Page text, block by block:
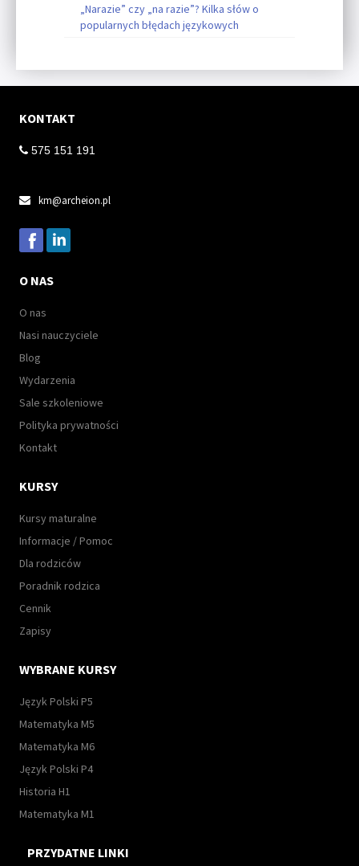
„Narazie” czy „na razie”? Kilka słów o
popularnych błędach językowych
KONTAKT
 575 151 191
 km@archeion.pl
O NAS
O nas
Nasi nauczyciele
Blog
Wydarzenia
Sale szkoleniowe
Polityka prywatności
Kontakt
KURSY
Kursy maturalne
Informacje / Pomoc
Dla rodziców
Poradnik rodzica
Cennik
Zapisy
WYBRANE KURSY
Język Polski P5
Matematyka M5
Matematyka M6
Język Polski P4
Historia H1
Matematyka M1
PRZYDATNE LINKI